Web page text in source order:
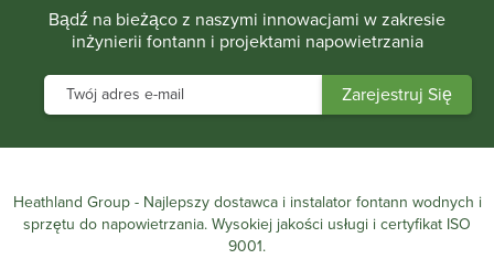
Bądź na bieżąco z naszymi innowacjami w zakresie
inżynierii fontann i projektami napowietrzania
Heathland Group - Najlepszy dostawca i instalator fontann wodnych i
sprzętu do napowietrzania. Wysokiej jakości usługi i certyfikat ISO
9001.